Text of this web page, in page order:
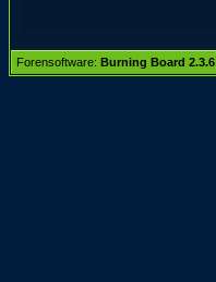
Forensoftware: Burning Board 2.3.6